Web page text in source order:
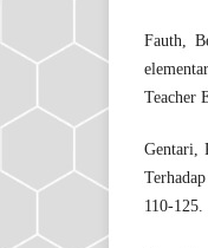
Fauth,
Teacher
Gentari,
110-125.